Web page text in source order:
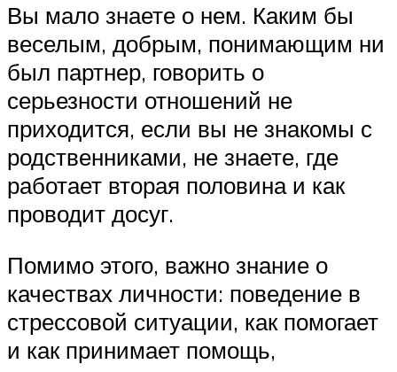
Вы мало знаете о нем. Каким бы
веселым, добрым, понимающим ни
был партнер, говорить о
серьезности отношений не
приходится, если вы не знакомы с
родственниками, не знаете, где
работает вторая половина и как
проводит досуг.
Помимо этого, важно знание о
качествах личности: поведение в
стрессовой ситуации, как помогает
и как принимает помощь,